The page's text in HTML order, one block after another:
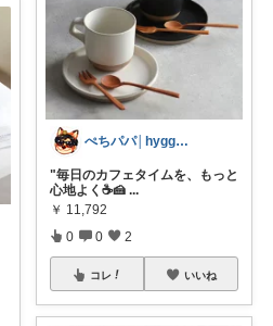
ぺちパパ│hyggeな心意気を大切に🌿
"毎日のカフェタイムを、もっと
心地よく☕🍰 ...
￥ 11,792
0 0 2
コレ いいね